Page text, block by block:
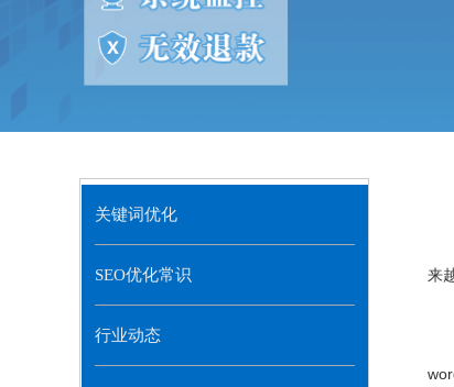
来
关键词优化
SEO优化常识
行业动态